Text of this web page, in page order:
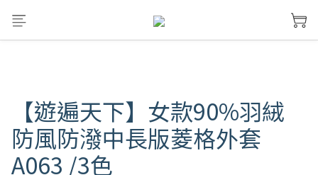
【遊遍天下】女款90%羽絨
防風防潑中長版菱格外套
A063 /3色